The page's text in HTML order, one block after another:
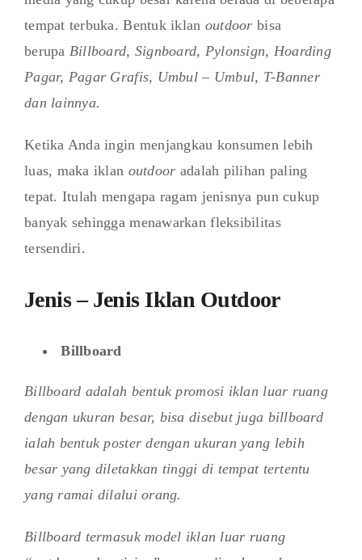
tempat terbuka. Bentuk iklan outdoor bisa
berupa Billboard, Signboard, Pylonsign, Hoarding
Pagar, Pagar Grafis, Umbul – Umbul, T-Banner
dan lainnya.
Ketika Anda ingin menjangkau konsumen lebih
luas, maka iklan outdoor adalah pilihan paling
tepat. Itulah mengapa ragam jenisnya pun cukup
banyak sehingga menawarkan fleksibilitas
tersendiri.
Jenis – Jenis Iklan Outdoor
Billboard
Billboard adalah bentuk promosi iklan luar ruang
dengan ukuran besar, bisa disebut juga billboard
ialah bentuk poster dengan ukuran yang lebih
besar yang diletakkan tinggi di tempat tertentu
yang ramai dilalui orang.
Billboard termasuk model iklan luar ruang